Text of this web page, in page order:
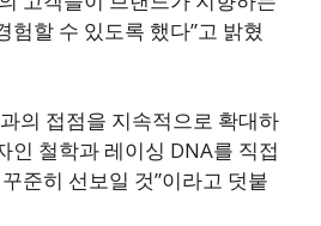
험할 수 있도록 했다”고 밝혔
의 접점을 지속적으로 확대하
인 철학과 레이싱 DNA를 직접
준히 선보일 것”이라고 덧붙